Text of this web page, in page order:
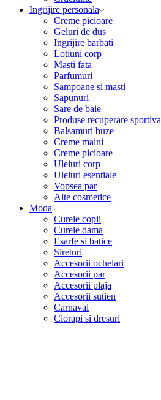
Ingrijire personala
Creme picioare
Geluri de dus
Ingrijire barbati
Lotiuni corp
Masti fata
Parfumuri
Sampoane si masti
Sapunuri
Sare de baie
Produse recuperare sportiva
Balsamuri buze
Creme maini
Creme picioare
Uleiuri corp
Uleiuri esentiale
Vopsea par
Alte cosmetice
Moda
Curele copii
Curele dama
Esarfe si batice
Sireturi
Accesorii ochelari
Accesorii par
Accesorii plaja
Accesorii sutien
Carnaval
Ciorapi si dresuri